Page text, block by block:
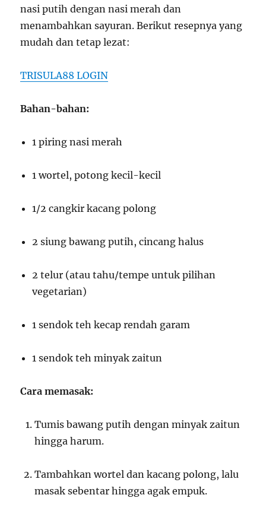
nasi putih dengan nasi merah dan
menambahkan sayuran. Berikut resepnya yang
mudah dan tetap lezat:
TRISULA88 LOGIN
Bahan-bahan:
1 piring nasi merah
1 wortel, potong kecil-kecil
1/2 cangkir kacang polong
2 siung bawang putih, cincang halus
2 telur (atau tahu/tempe untuk pilihan
vegetarian)
1 sendok teh kecap rendah garam
1 sendok teh minyak zaitun
Cara memasak:
Tumis bawang putih dengan minyak zaitun
hingga harum.
Tambahkan wortel dan kacang polong, lalu
masak sebentar hingga agak empuk.